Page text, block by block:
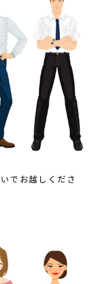
でお越しくださ